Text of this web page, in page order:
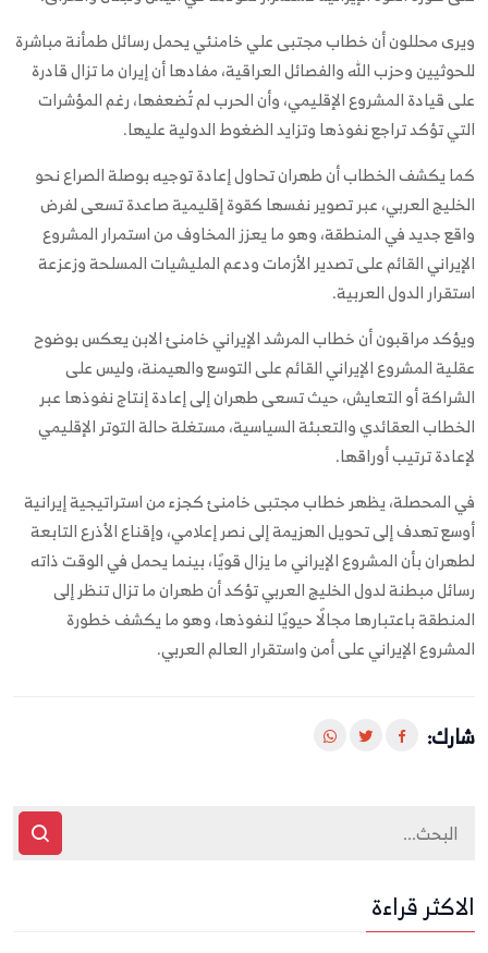
ويرى محللون أن خطاب مجتبى علي خامنئي يحمل رسائل طمأنة مباشرة
للحوثيين وحزب الله والفصائل العراقية، مفادها أن إيران ما تزال قادرة
على قيادة المشروع الإقليمي، وأن الحرب لم تُضعفها، رغم المؤشرات
التي تؤكد تراجع نفوذها وتزايد الضغوط الدولية عليها.
كما يكشف الخطاب أن طهران تحاول إعادة توجيه بوصلة الصراع نحو
الخليج العربي، عبر تصوير نفسها كقوة إقليمية صاعدة تسعى لفرض
واقع جديد في المنطقة، وهو ما يعزز المخاوف من استمرار المشروع
الإيراني القائم على تصدير الأزمات ودعم المليشيات المسلحة وزعزعة
استقرار الدول العربية.
ويؤكد مراقبون أن خطاب المرشد الإيراني خامنئ الابن يعكس بوضوح
عقلية المشروع الإيراني القائم على التوسع والهيمنة، وليس على
الشراكة أو التعايش، حيث تسعى طهران إلى إعادة إنتاج نفوذها عبر
الخطاب العقائدي والتعبئة السياسية، مستغلة حالة التوتر الإقليمي
لإعادة ترتيب أوراقها.
في المحصلة، يظهر خطاب مجتبى خامنئ كجزء من استراتيجية إيرانية
أوسع تهدف إلى تحويل الهزيمة إلى نصر إعلامي، وإقناع الأذرع التابعة
لطهران بأن المشروع الإيراني ما يزال قويًا، بينما يحمل في الوقت ذاته
رسائل مبطنة لدول الخليج العربي تؤكد أن طهران ما تزال تنظر إلى
المنطقة باعتبارها مجالًا حيويًا لنفوذها، وهو ما يكشف خطورة
المشروع الإيراني على أمن واستقرار العالم العربي.
شارك:
الاكثر قراءة